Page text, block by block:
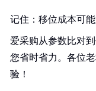
记住：移位成本可
爱采购从参数比对
您省时省力。各位
验！